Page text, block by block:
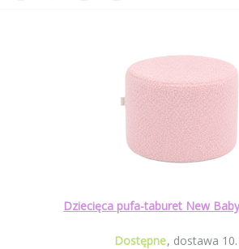
Dziecięca pufa-taburet New
Dostępne dostawa 10.